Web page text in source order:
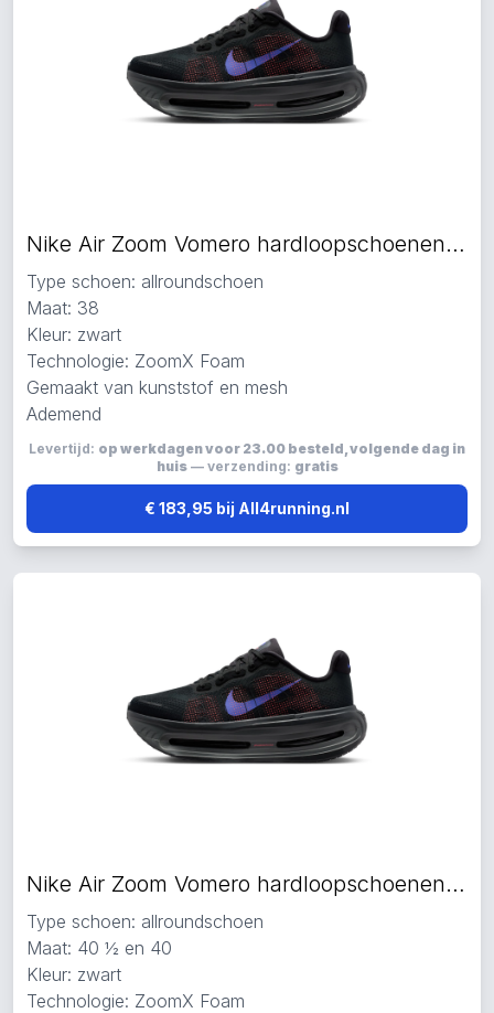
Nike Air Zoom Vomero hardloopschoenen zwart
Type schoen: allroundschoen
Maat: 38
Kleur: zwart
Technologie: ZoomX Foam
Gemaakt van kunststof en mesh
Ademend
Levertijd: op werkdagen voor 23.00 besteld, volgende dag in
huis— verzending: gratis
€ 183,95 bij All4running.nl
Nike Air Zoom Vomero hardloopschoenen zwart
Type schoen: allroundschoen
Maat: 40 ½ en 40
Kleur: zwart
Technologie: ZoomX Foam